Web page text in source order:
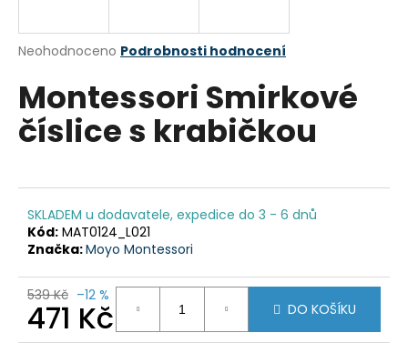
Průměrné
produktu
je
0,0
z
Neohodnoceno Podrobnosti hodnocení
Montessori Smirkové
číslice s krabičkou
SKLADEM u dodavatele, expedice do 3 - 6 dnů
Kód: MAT0124_L021
Značka:Moyo Montessori
539 Kč –12 %
471 Kč DO KOŠÍKU
j
t
?
HLEDAT
D
p